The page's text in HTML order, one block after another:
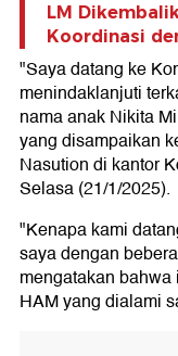
LM
Koordinasi
"Saya datang ke
menindaklanjuti
nama anak Nikita
yang disampaikan
Nasution di kantor
Selasa (21/1/2025).
"Kenapa kami
saya dengan
mengatakan
HAM yang dialami